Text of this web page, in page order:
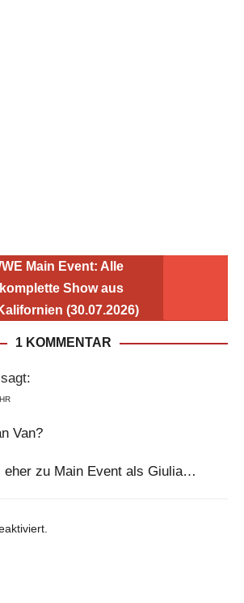
Main Event: Alle
Show aus
(30.07.2026)
1 KOMMENTAR
sagt:
Van?
eher zu Main Event als Giulia…